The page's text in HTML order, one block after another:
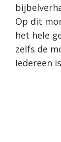
Op dit
het hele
zelfs de
Iedereen